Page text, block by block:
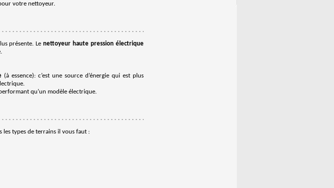
votre nettoyeur.
présente. Lenettoyeur haute pression électrique
(à essence): c’est une source d’énergie qui est plus
qu’un modèle électrique.
les types de terrains il vous faut :